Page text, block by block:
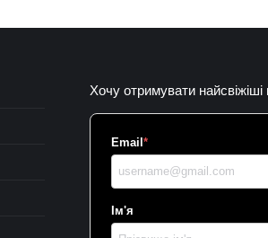
Хочу отримувати найсвіжіші
Email*
Ім'я